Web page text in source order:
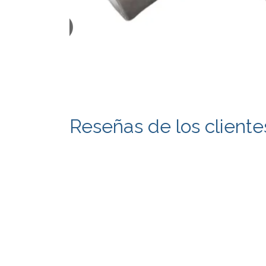
Reseñas de los